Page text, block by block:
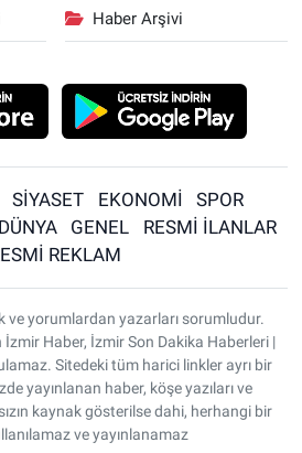
Haber Arşivi
SİYASET EKONOMİ
SPOR
DÜNYA GENEL
RESMİ İLANLAR
REKLAM
ve yorumlardan yazarları sorumludur.
Haber, İzmir Son Dakika Haberleri |
Sitedeki tüm harici linkler ayrı bir
yayınlanan haber, köşe yazıları ve
kaynak gösterilse dahi, herhangi bir
ve yayınlanamaz